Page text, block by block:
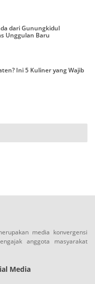
dari Gunungkidul
Unggulan Baru
Ini 5 Kuliner yang Wajib
media konvergensi
anggota masyarakat
Media